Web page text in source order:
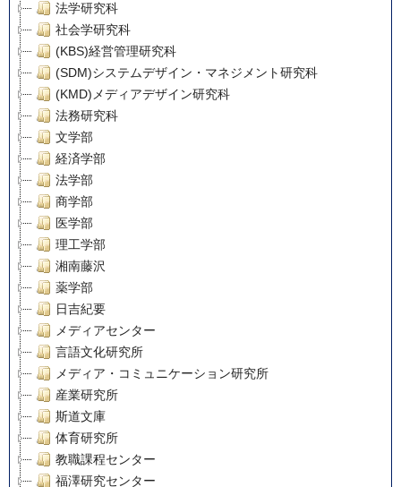
法学研究科
社会学研究科
(KBS)経営管理研究科
(SDM)システムデザイン・マネジメント研究科
(KMD)メディアデザイン研究科
法務研究科
文学部
経済学部
法学部
商学部
医学部
理工学部
湘南藤沢
薬学部
日吉紀要
メディアセンター
言語文化研究所
メディア・コミュニケーション研究所
産業研究所
斯道文庫
体育研究所
教職課程センター
福澤研究センター